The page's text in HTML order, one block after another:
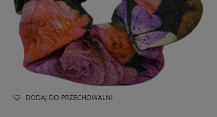
DODAJ DO PRZECHOWALNI